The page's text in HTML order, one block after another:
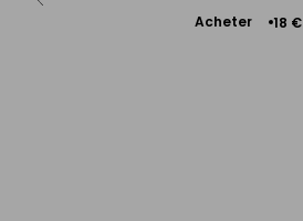
Acheter 18 €
Ajouter